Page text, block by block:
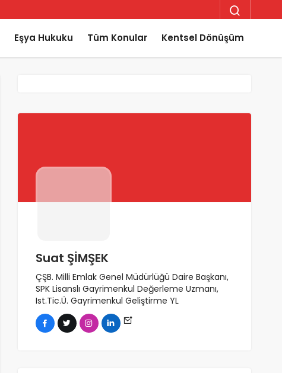
Eşya Hukuku Tüm Konular Kentsel Dönüşüm
Suat ŞİMŞEK
ÇŞB. Milli Emlak Genel Müdürlüğü Daire Başkanı,
SPK Lisanslı Gayrimenkul Değerleme Uzmanı,
Ist.Tic.Ü. Gayrimenkul Geliştirme YL